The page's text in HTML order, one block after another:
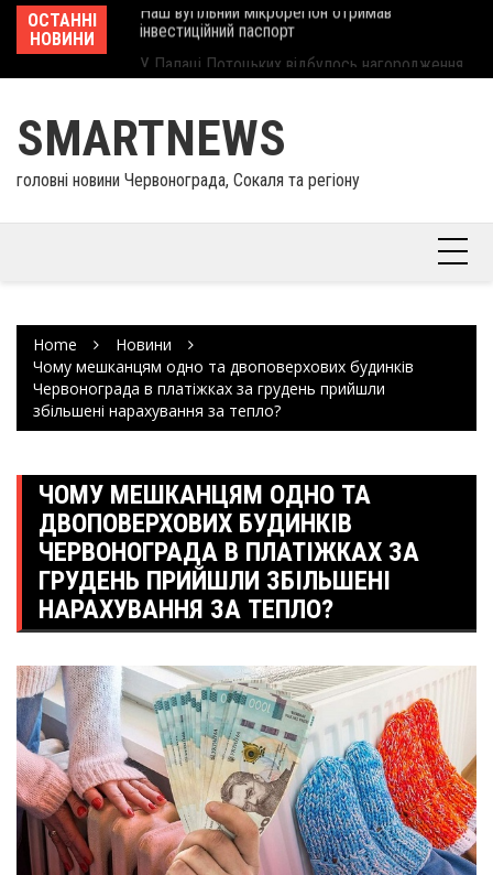
Skip
content
ОСТАННІ
НОВИНИ
У Палаці Потоцьких відбулось нагородження
працівників культури та майстрів народного
мистецтва Шептицького району
SMARTNEWS
головні новини Червонограда, Сокаля та регіону
Home
Новини
Чому мешканцям одно та двоповерхових будинків
Червонограда в платіжках за грудень прийшли
збільшені нарахування за тепло?
ЧОМУ МЕШКАНЦЯМ ОДНО ТА
ДВОПОВЕРХОВИХ БУДИНКІВ
ЧЕРВОНОГРАДА В ПЛАТІЖКАХ ЗА
ГРУДЕНЬ ПРИЙШЛИ ЗБІЛЬШЕНІ
НАРАХУВАННЯ ЗА ТЕПЛО?